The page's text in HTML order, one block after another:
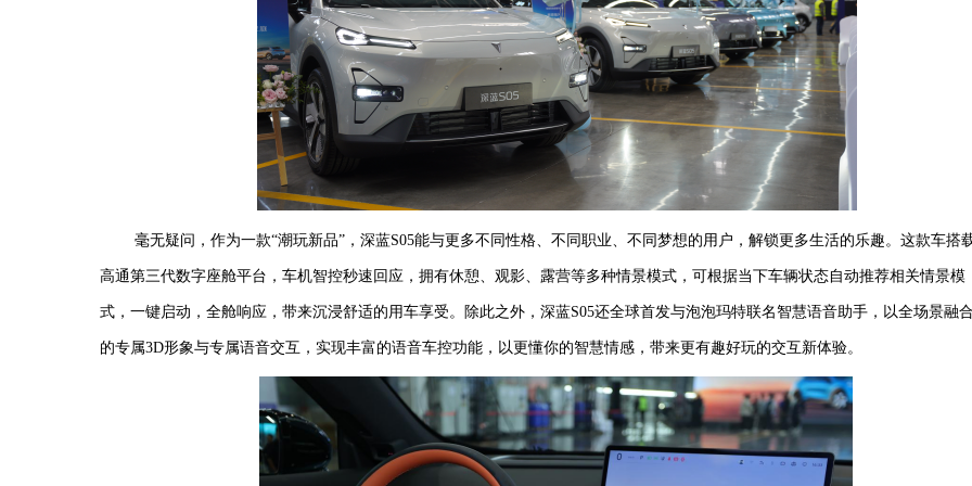
毫无疑问， 作为一款“潮玩新品”， 深蓝S05能与更多不同性格、不同职业、不同梦想的用户，解锁更多生活的乐趣。 这款车搭
高通第三代数字座舱平台，车机智控秒速回应，拥有休憩、观影、露营等多种情景模式，可根据当下车辆状态自动推荐相关情景模
式，一键启动，全舱响应，带来沉浸舒适的用车享受。 除此之外，深蓝S05还全球首发与泡泡玛特联名智慧语音助手，以全场景融
的专属3D形象与专属语音交互，实现丰富的语音车控功能，以更懂你的智慧情感，带来更有趣好玩的交互新体验。